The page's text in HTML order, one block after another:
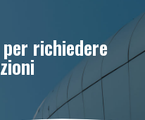
richiedere